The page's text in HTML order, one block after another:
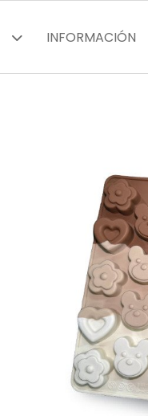
INFORMACIÓN